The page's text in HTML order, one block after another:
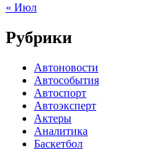
« Июл
Рубрики
Автоновости
Автособытия
Автоспорт
Автоэксперт
Актеры
Аналитика
Баскетбол